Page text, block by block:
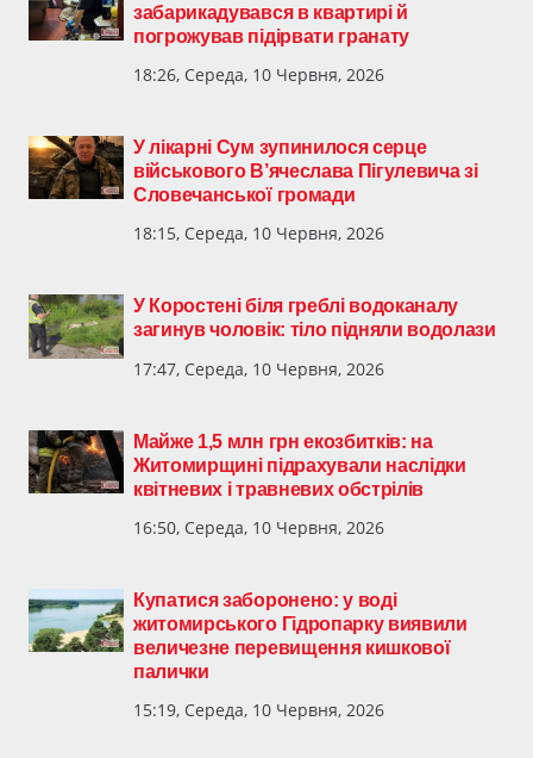
забарикадувався в квартирі й
погрожував підірвати гранату
18:26, Середа, 10 Червня, 2026
У лікарні Сум зупинилося серце
військового В’ячеслава Пігулевича зі
Словечанської громади
18:15, Середа, 10 Червня, 2026
У Коростені біля греблі водоканалу
загинув чоловік: тіло підняли водолази
17:47, Середа, 10 Червня, 2026
Майже 1,5 млн грн екозбитків: на
Житомирщині підрахували наслідки
квітневих і травневих обстрілів
16:50, Середа, 10 Червня, 2026
Купатися заборонено: у воді
житомирського Гідропарку виявили
величезне перевищення кишкової
палички
15:19, Середа, 10 Червня, 2026